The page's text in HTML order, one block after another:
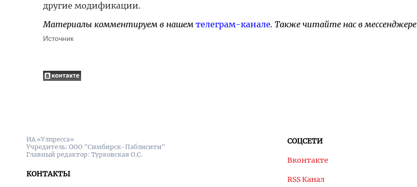
другие модификации.
Материалы комментируем в нашем телеграм-канале. Также читайте нас в мессенджере
Источник
ИА «Улпресса»
Учредитель: ООО "Симбирск-Паблисити"
Главный редактор: Турковская О.С.
КОНТАКТЫ
СОЦСЕТИ
Вконтакте
RSS Канал